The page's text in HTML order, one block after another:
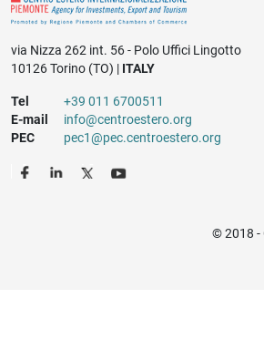
via Nizza 262 int. 56 - Polo Uffici Lingotto
10126 Torino (TO) | ITALY
Tel
+39 011 6700511
E-mail
info@centroestero.org
PEC
pec1@pec.centroestero.org
© 2018 -